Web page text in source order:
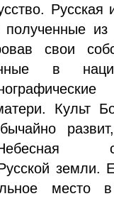
Русская
полученные из
свои
в
Культ
земли.
место